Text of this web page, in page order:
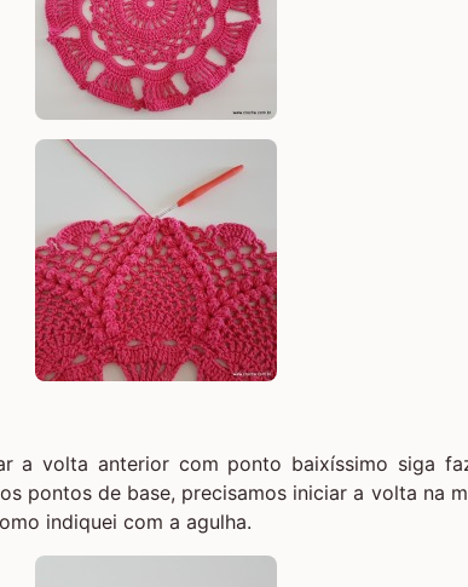
a volta anterior com ponto baixíssimo siga
pontos de base, precisamos iniciar a volta na
indiquei com a agulha.